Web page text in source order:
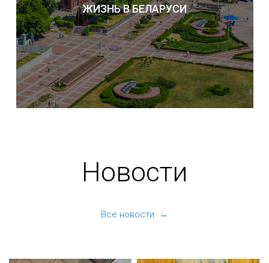
ЖИЗНЬ В БЕЛАРУСИ
Новости
Все новости →